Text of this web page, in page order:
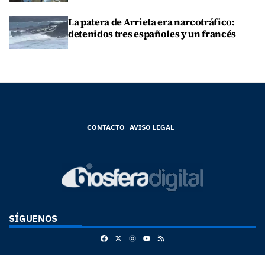
La patera de Arrieta era narcotráfico:
detenidos tres españoles y un francés
CONTACTO AVISO LEGAL
SÍGUENOS
FacebookInstagram